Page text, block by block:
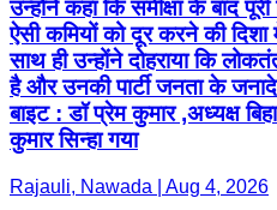
उन्होंने कहा कि समीक्षा के बाद
ऐसी कमियों को दूर करने की
साथ ही उन्होंने दोहराया कि
है और उनकी पार्टी जनता के
बाइट : डॉ प्रेम कुमार ,अध्यक्ष
कुमार सिन्हा गया
Rajauli, Nawada | Aug 4, 2026